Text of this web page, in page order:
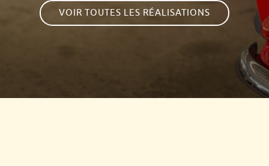
VOIR TOUTES LES RÉALISATIONS